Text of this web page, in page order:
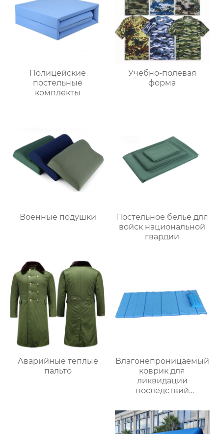
Полицейские
постельные
комплекты
Учебно-полевая
форма
Военные подушки
Постельное белье для
войск национальной
гвардии
Аварийные теплые
пальто
Влагонепроницаемый
коврик для
ликвидации
последствий